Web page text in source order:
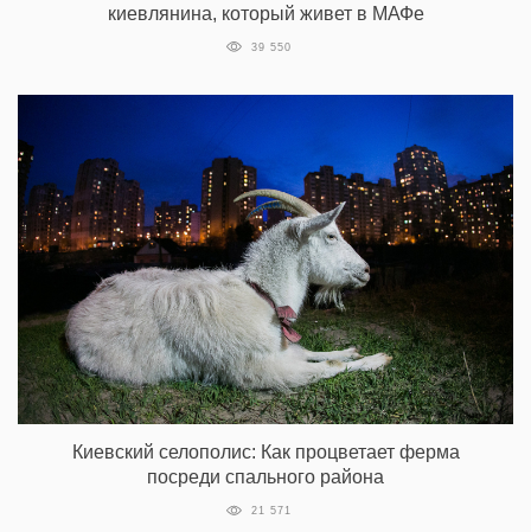
киевлянина, который живет в МАФе
39 550
Киевский селополис: Как процветает ферма
посреди спального района
21 571